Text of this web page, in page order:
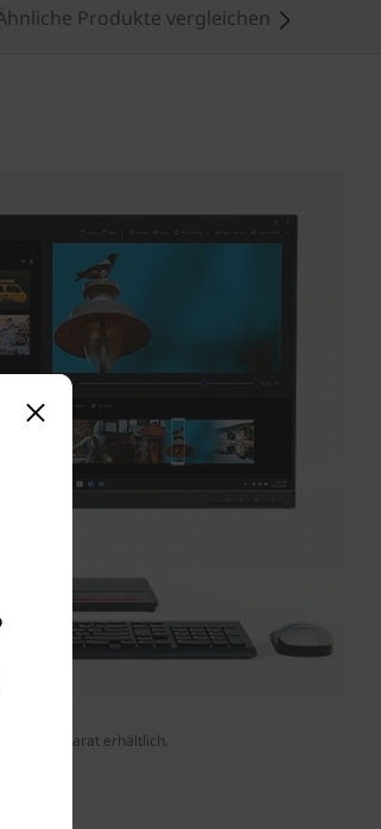
Produkte vergleichen
sind separat erhältlich.